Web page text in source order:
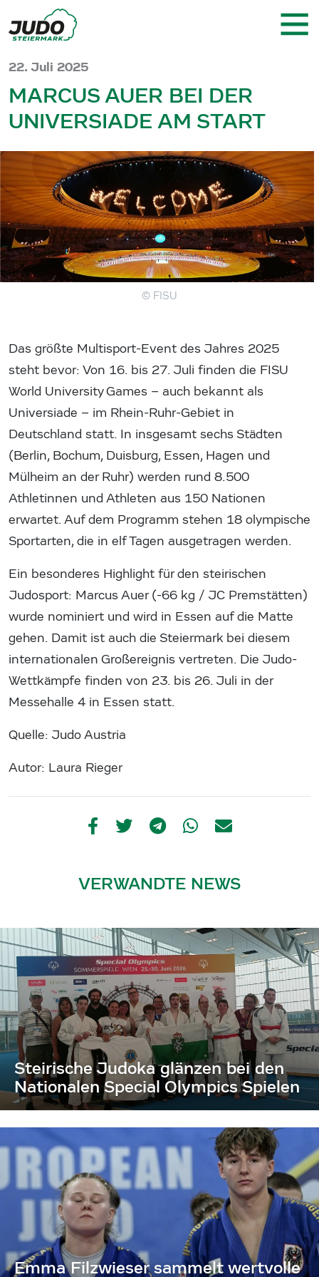
22. Juli 2025
MARCUS AUER BEI DER
UNIVERSIADE AM START
© FISU
Das größte Multisport-Event des Jahres 2025
steht bevor: Von 16. bis 27. Juli finden die FISU
World University Games – auch bekannt als
Universiade – im Rhein-Ruhr-Gebiet in
Deutschland statt. In insgesamt sechs Städten
(Berlin, Bochum, Duisburg, Essen, Hagen und
Mülheim an der Ruhr) werden rund 8.500
Athletinnen und Athleten aus 150 Nationen
erwartet. Auf dem Programm stehen 18 olympische
Sportarten, die in elf Tagen ausgetragen werden.
Ein besonderes Highlight für den steirischen
Judosport: Marcus Auer (-66 kg / JC Premstätten)
wurde nominiert und wird in Essen auf die Matte
gehen. Damit ist auch die Steiermark bei diesem
internationalen Großereignis vertreten. Die Judo-
Wettkämpfe finden von 23. bis 26. Juli in der
Messehalle 4 in Essen statt.
Quelle: Judo Austria
Autor: Laura Rieger
VERWANDTE NEWS
Steirische Judoka glänzen bei den
Nationalen Special Olympics Spielen
Emma Filzwieser sammelt wertvolle